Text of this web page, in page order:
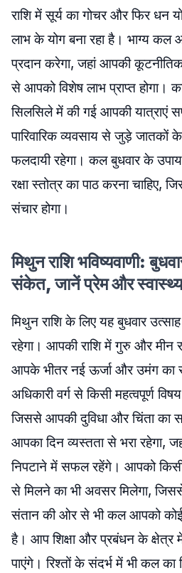
राशि में सूर्य का गोचर और फिर धन
लाभ के योग बना रहा है। भाग्य कल
प्रदान करेगा, जहां आपकी
से आपको विशेष लाभ प्राप्त होगा।
सिलसिले में की गई आपकी
पारिवारिक व्यवसाय से जुड़े जातकों
फलदायी रहेगा। कल बुधवार के
रक्षा स्तोत्र का पाठ करना चाहिए,
संचार होगा।
मिथुन राशि भविष्यवाणी:
संकेत, जानें प्रेम और
मिथुन राशि के लिए यह बुधवार
रहेगा। आपकी राशि में गुरु और मीन
आपके भीतर नई ऊर्जा और उमंग
अधिकारी वर्ग से किसी महत्वपूर्ण
जिससे आपकी दुविधा और चिंता का
आपका दिन व्यस्तता से भरा रहेगा,
निपटाने में सफल रहेंगे। आपको
से मिलने का भी अवसर मिलेगा,
संतान की ओर से भी कल आपको
है। आप शिक्षा और प्रबंधन के क्षेत्र
पाएंगे। रिश्तों के संदर्भ में भी कल का